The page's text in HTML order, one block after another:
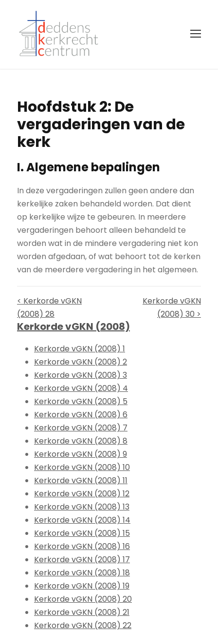
Hoofdstuk 2: De
vergaderingen van de
kerk
I. Algemene bepalingen
In deze vergaderingen zullen geen andere dan
kerkelijke zaken behandeld worden. Dat dient
op kerkelijke wijze te gebeuren. In meerdere
vergaderingen behoort alleen behandeld te
worden wat in de mindere vergadering niet kon
worden afgedaan, of wat behoort tot de kerken
van de meerdere vergadering in het algemeen.
< Kerkorde vGKN
(2008) 28
Kerkorde vGKN
(2008) 30 >
Kerkorde vGKN (2008)
Kerkorde vGKN (2008) 1
Kerkorde vGKN (2008) 2
Kerkorde vGKN (2008) 3
Kerkorde vGKN (2008) 4
Kerkorde vGKN (2008) 5
Kerkorde vGKN (2008) 6
Kerkorde vGKN (2008) 7
Kerkorde vGKN (2008) 8
Kerkorde vGKN (2008) 9
Kerkorde vGKN (2008) 10
Kerkorde vGKN (2008) 11
Kerkorde vGKN (2008) 12
Kerkorde vGKN (2008) 13
Kerkorde vGKN (2008) 14
Kerkorde vGKN (2008) 15
Kerkorde vGKN (2008) 16
Kerkorde vGKN (2008) 17
Kerkorde vGKN (2008) 18
Kerkorde vGKN (2008) 19
Kerkorde vGKN (2008) 20
Kerkorde vGKN (2008) 21
Kerkorde vGKN (2008) 22